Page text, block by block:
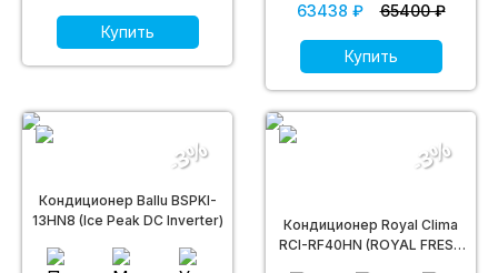
Купить
63438 ₽
65400 ₽
Купить
Кондиционер Ballu BSPKI-
13HN8 (Ice Peak DC Inverter)
-3%
Кондиционер Royal Clima
RCI-RF40HN (ROYAL FRESH
-3%